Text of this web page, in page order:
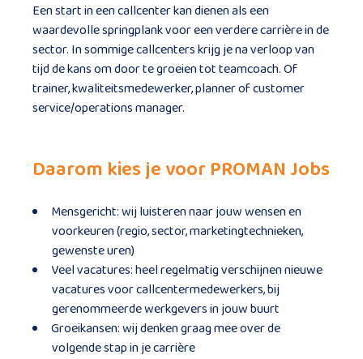
Een start in een callcenter kan dienen als een
waardevolle springplank voor een verdere carrière in de
sector. In sommige callcenters krijg je na verloop van
tijd de kans om door te groeien tot teamcoach. Of
trainer, kwaliteitsmedewerker, planner of customer
service/operations manager.
Daarom kies je voor PROMAN Jobs
Mensgericht: wij luisteren naar jouw wensen en
voorkeuren (regio, sector, marketingtechnieken,
gewenste uren)
Veel vacatures: heel regelmatig verschijnen nieuwe
vacatures voor callcentermedewerkers, bij
gerenommeerde werkgevers in jouw buurt
Groeikansen: wij denken graag mee over de
volgende stap in je carrière